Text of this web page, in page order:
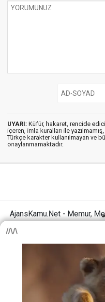
UYARI: Küfür, hakaret, rencide
içeren, imla kuralları ile yazılmamış,
Türkçe karakter kullanılmayan ve
onaylanmamaktadır.
AjansKamu.Net - Memur,
MEB